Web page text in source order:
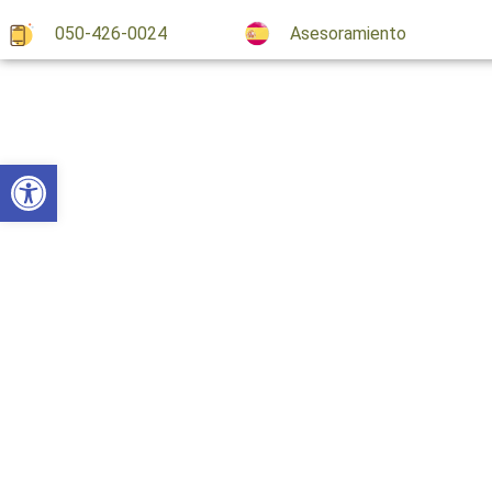
Asesoramiento
050-426-0024